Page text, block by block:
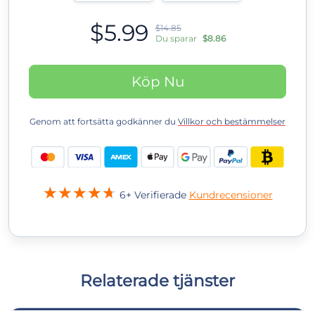
$5.99
$14.85
Du sparar $8.86
Köp Nu
Genom att fortsätta godkänner du Villkor och bestämmelser
6+ Verifierade Kundrecensioner
Relaterade tjänster